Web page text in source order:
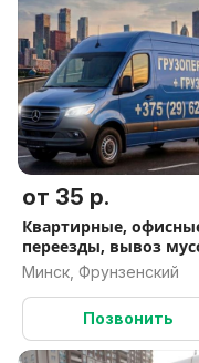
от 35 р.
Квартирные,
переезды, вывоз
Минск, Фрунзенский
Позвонить